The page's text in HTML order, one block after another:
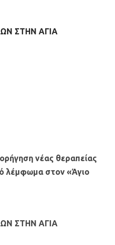
ΣΤΗΝ ΑΓΙΑ
νέας θεραπείας
λέμφωμα στον «Άγιο
ΣΤΗΝ ΑΓΙΑ